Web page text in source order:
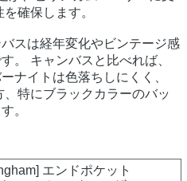
確保します。
スは経年変化やビンテージ感
。 キャンバスと比べれば、
ナイトは色落ちしにくく、
特にブラックカラーのバッ
。
エンドポケット